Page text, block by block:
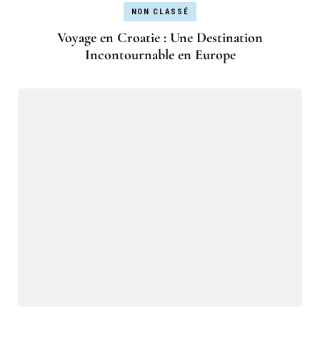
NON CLASSÉ
Voyage en Croatie : Une Destination
Incontournable en Europe